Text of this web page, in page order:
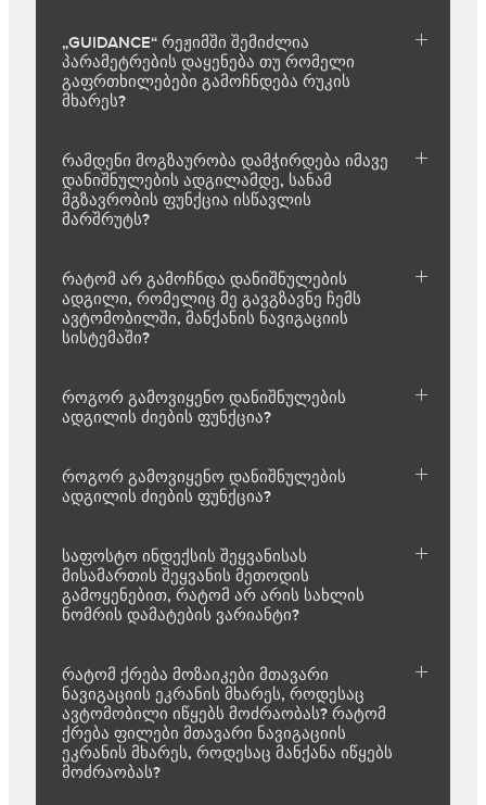
„GUIDANCE“ რეჟიმში შემიძლია
პარამეტრების დაყენება თუ რომელი
გაფრთხილებები გამოჩნდება რუკის
მხარეს?
რამდენი მოგზაურობა დამჭირდება იმავე
დანიშნულების ადგილამდე, სანამ
მგზავრობის ფუნქცია ისწავლის
მარშრუტს?
რატომ არ გამოჩნდა დანიშნულების
ადგილი, რომელიც მე გავგზავნე ჩემს
ავტომობილში, მანქანის ნავიგაციის
სისტემაში?
როგორ გამოვიყენო დანიშნულების
ადგილის ძიების ფუნქცია?
როგორ გამოვიყენო დანიშნულების
ადგილის ძიების ფუნქცია?
საფოსტო ინდექსის შეყვანისას
მისამართის შეყვანის მეთოდის
გამოყენებით, რატომ არ არის სახლის
ნომრის დამატების ვარიანტი?
რატომ ქრება მოზაიკები მთავარი
ნავიგაციის ეკრანის მხარეს, როდესაც
ავტომობილი იწყებს მოძრაობას? რატომ
ქრება ფილები მთავარი ნავიგაციის
ეკრანის მხარეს, როდესაც მანქანა იწყებს
მოძრაობას?